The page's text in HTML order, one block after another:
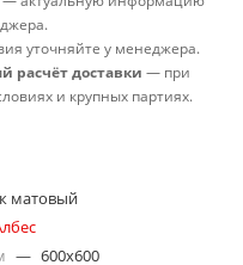
уточняйте у менеджера.
расчёт доставки — при
и крупных партиях.
матовый
— 600x600